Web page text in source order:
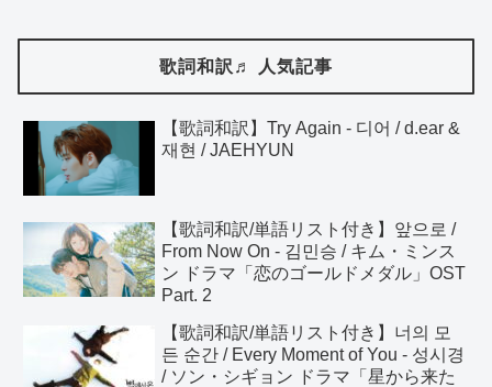
歌詞和訳♬ 人気記事
【歌詞和訳】Try Again - 디어 / d.ear &
재현 / JAEHYUN
【歌詞和訳/単語リスト付き】앞으로 /
From Now On - 김민승 / キム・ミンス
ン ドラマ「恋のゴールドメダル」OST
Part. 2
【歌詞和訳/単語リスト付き】너의 모
든 순간 / Every Moment of You - 성시경
/ ソン・シギョン ドラマ「星から来た